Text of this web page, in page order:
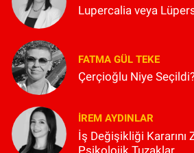
Lupercalia veya
FATMA GÜL TEKE
Çerçioğlu Niye
İREM AYDINLAR
İş Değişikliği Kararını
Psikolojik Tuzaklar